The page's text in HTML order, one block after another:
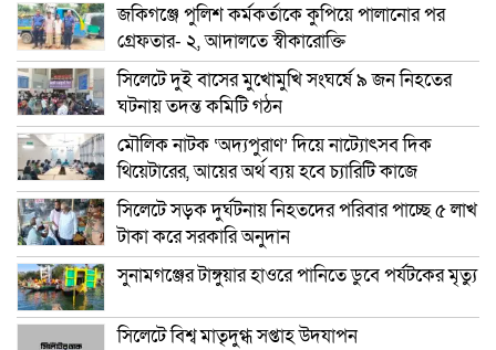
জকিগঞ্জে পুলিশ কর্মকর্তাকে কুপিয়ে পালানোর পর
গ্রেফতার- ২, আদালতে স্বীকারোক্তি
সিলেটে দুই বাসের মুখোমুখি সংঘর্ষে ৯ জন নিহতের
ঘটনায় তদন্ত কমিটি গঠন
মৌলিক নাটক ‘অদ্যপুরাণ’ দিয়ে নাট্যোৎসব দিক
থিয়েটারের, আয়ের অর্থ ব্যয় হবে চ্যারিটি কাজে
সিলেটে সড়ক দুর্ঘটনায় নিহতদের পরিবার পাচ্ছে ৫ লাখ
টাকা করে সরকারি অনুদান
সুনামগঞ্জের টাঙ্গুয়ার হাওরে পানিতে ডুবে পর্যটকের মৃত্যু
সিলেটে বিশ্ব মাতৃদুগ্ধ সপ্তাহ উদযাপন